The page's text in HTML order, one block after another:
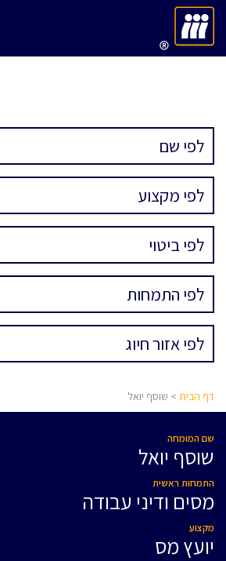
דף הבית > שוסף יואל
שם המומחה
שוסף יואל
התמחות ראשית
מסים ודיני עבודה
מקצוע
יועץ מס